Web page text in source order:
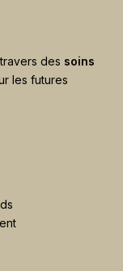
des soins
les futures